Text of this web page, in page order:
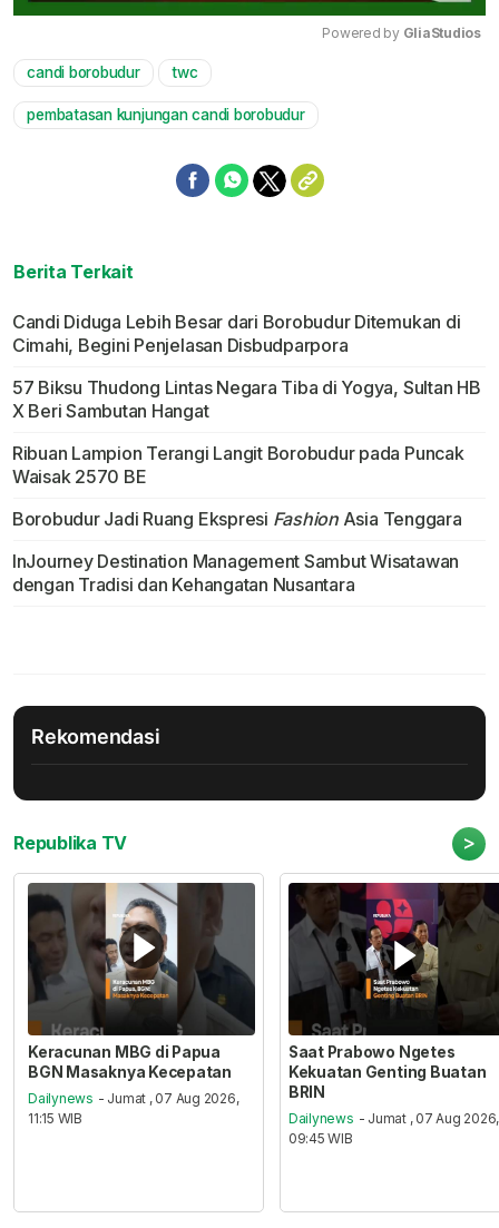
Powered by GliaStudios
candi borobudur twc
pembatasan kunjungan candi borobudur
Berita Terkait
Candi Diduga Lebih Besar dari Borobudur Ditemukan di
Cimahi, Begini Penjelasan Disbudparpora
57 Biksu Thudong Lintas Negara Tiba di Yogya, Sultan HB
X Beri Sambutan Hangat
Ribuan Lampion Terangi Langit Borobudur pada Puncak
Waisak 2570 BE
Borobudur Jadi Ruang Ekspresi FashionAsia Tenggara
InJourney Destination Management Sambut Wisatawan
dengan Tradisi dan Kehangatan Nusantara
Rekomendasi
Republika TV >
Keracunan MBG di Papua
BGN Masaknya Kecepatan
Dailynews - Jumat , 07 Aug 2026,
11:15 WIB
Saat Prabowo Ngetes
Kekuatan Genting Buatan
BRIN
Dailynews - Jumat , 07 Aug 2026,
09:45 WIB